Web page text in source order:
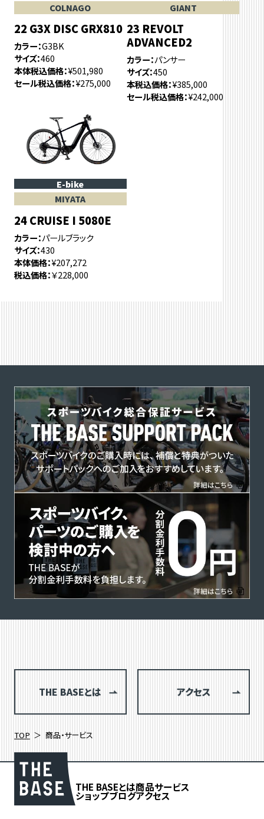
COLNAGO
22 G3X DISC GRX810
カラー G3BK
サイズ 460
本体税込価格 ¥501,980
セール税込価格 ¥275,000
GIANT
23 REVOLT
ADVANCED2
カラー パンサー
サイズ 450
本税込価格 ¥385,000
セール税込価格 ¥242,000
E-bike
MIYATA
24 CRUISE I 5080E
カラー パールブラック
サイズ 430
本体価格 ¥207,272
税込価格 ￥228,000
THE BASEとは アクセス
TOP 商品・サービス
THE BASEとは商品サービス
ショップブログアクセス